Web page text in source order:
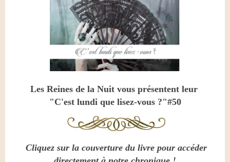
Les Reines de la Nuit vous présentent leur
"C'est lundi que lisez-vous ?"#50
Cliquez sur la couverture du livre pour accéder